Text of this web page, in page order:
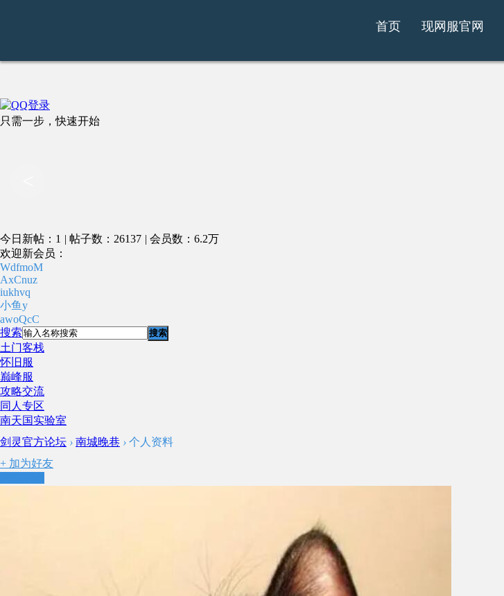
首页 现网服官网
只需一步，快速开始
今日新帖：1 | 帖子数：26137 | 会员数：6.2万
欢迎新会员：
WdfmoM
AxCnuz
iukhvq
小鱼y
awoQcC
搜索
搜索
土门客栈
怀旧服
巅峰服
攻略交流
同人专区
南天国实验室
剑灵官方论坛 › 南城晚巷 › 个人资料
+ 加为好友